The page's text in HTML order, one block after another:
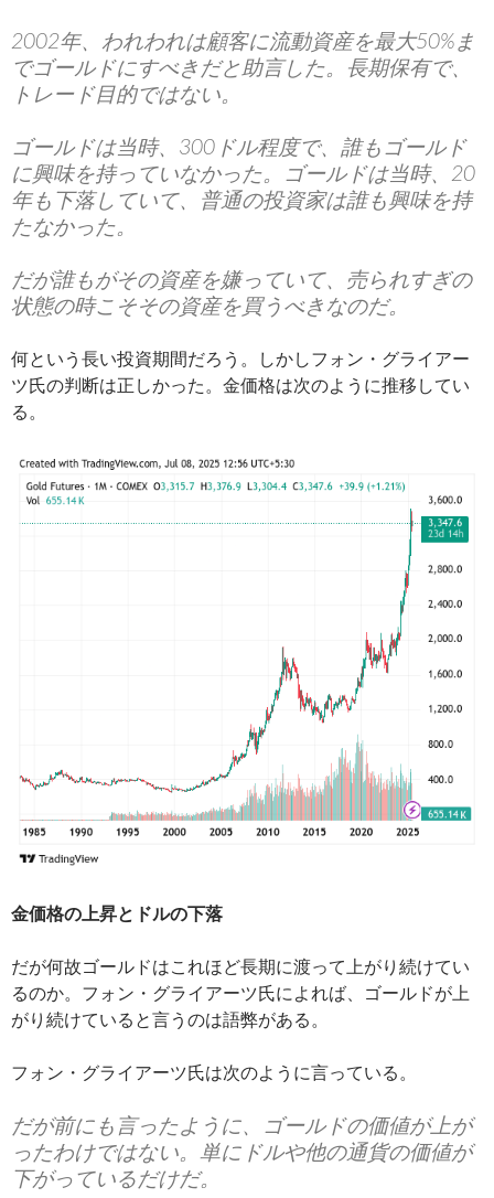
2002年、われわれは顧客に流動資産を最大50%ま
でゴールドにすべきだと助言した。長期保有で、
トレード目的ではない。
ゴールドは当時、300ドル程度で、誰もゴールド
に興味を持っていなかった。ゴールドは当時、20
年も下落していて、普通の投資家は誰も興味を持
たなかった。
だが誰もがその資産を嫌っていて、売られすぎの
状態の時こそその資産を買うべきなのだ。
何という長い投資期間だろう。しかしフォン・グライアー
ツ氏の判断は正しかった。金価格は次のように推移してい
る。
金価格の上昇とドルの下落
だが何故ゴールドはこれほど長期に渡って上がり続けてい
るのか。フォン・グライアーツ氏によれば、ゴールドが上
がり続けていると言うのは語弊がある。
フォン・グライアーツ氏は次のように言っている。
だが前にも言ったように、ゴールドの価値が上が
ったわけではない。単にドルや他の通貨の価値が
下がっているだけだ。